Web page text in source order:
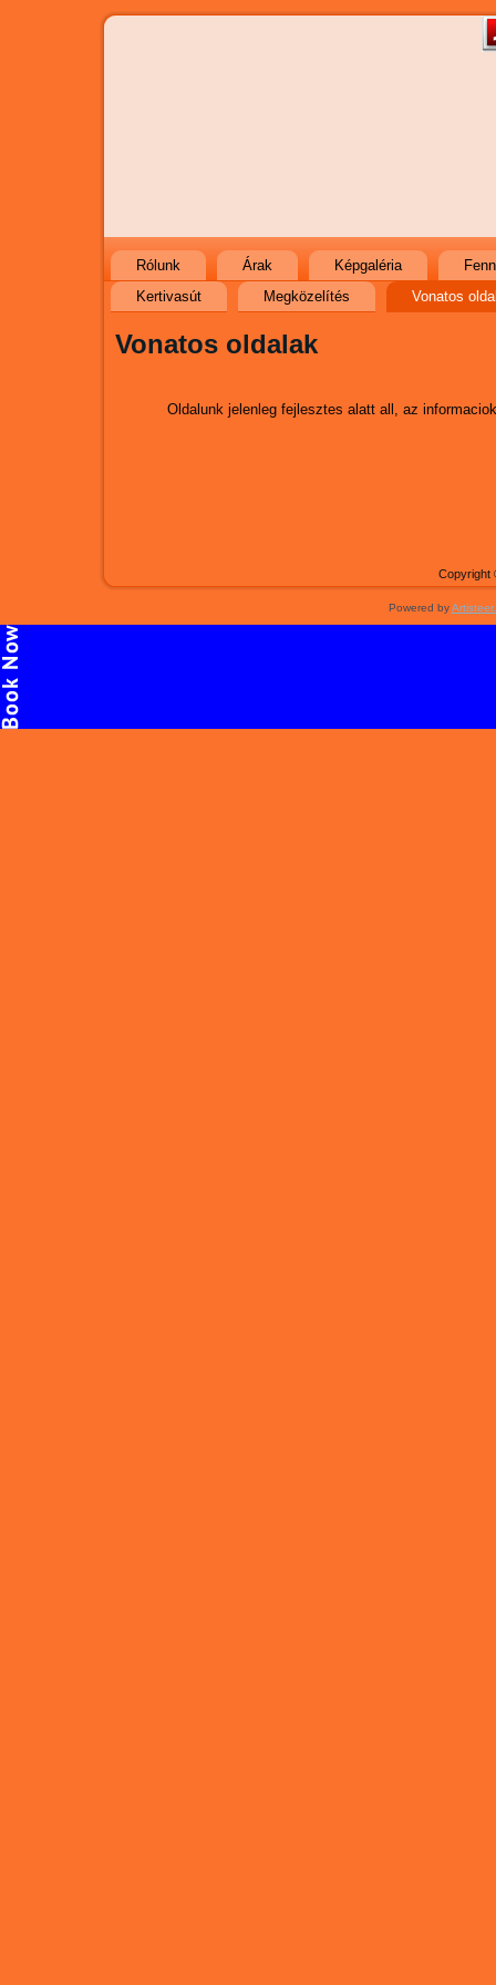
Rólunk Árak Képgaléria
Kertivasút
Megközelítés Vonatos
Vonatos oldalak
Oldalunk jelenleg fejlesztes alatt all, az
Copyright
Powered by